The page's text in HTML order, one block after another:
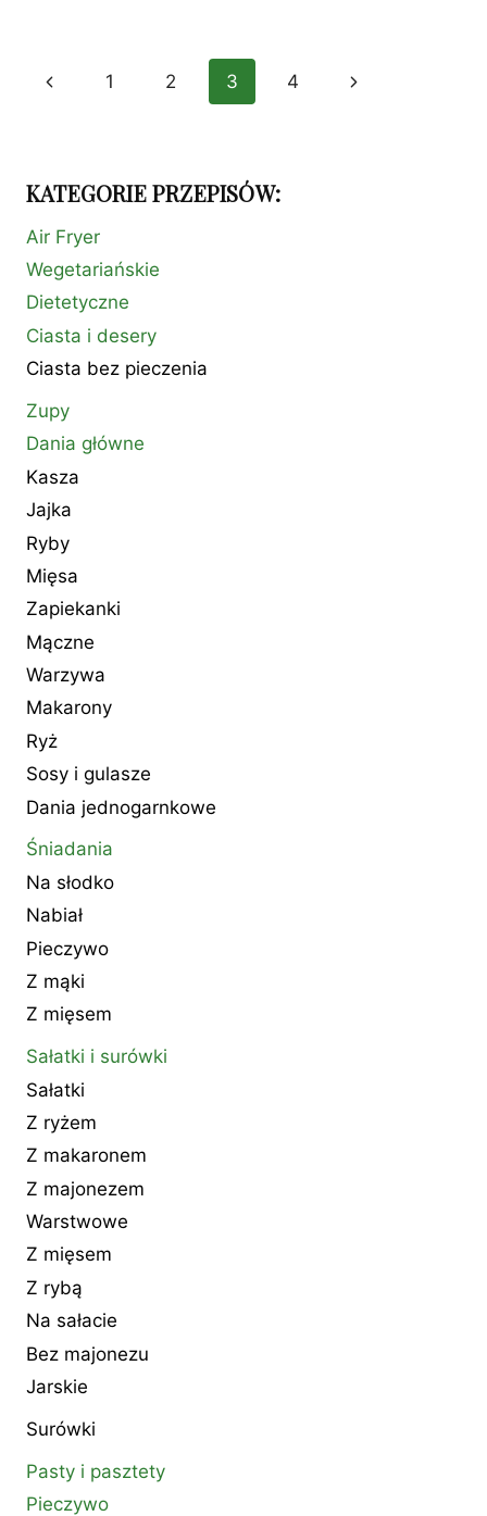
Nawigacja
Poprzednia
1 2 3 4
Następna
KATEGORIE PRZEPISÓW:
Air Fryer
Wegetariańskie
Dietetyczne
Ciasta i desery
Ciasta bez pieczenia
Zupy
Dania główne
Kasza
Jajka
Ryby
Mięsa
Zapiekanki
Mączne
Warzywa
Makarony
Ryż
Sosy i gulasze
Dania jednogarnkowe
Śniadania
Na słodko
Nabiał
Pieczywo
Z mąki
Z mięsem
Sałatki i surówki
Sałatki
Z ryżem
Z makaronem
Z majonezem
Warstwowe
Z mięsem
Z rybą
Na sałacie
Bez majonezu
Jarskie
Surówki
Pasty i pasztety
Pieczywo